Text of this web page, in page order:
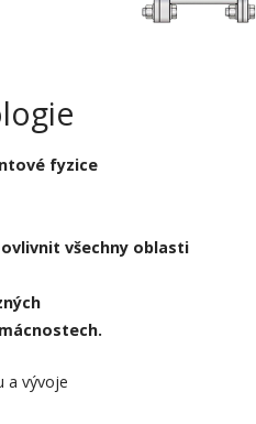
fyzice
všechny oblasti
a vývoje